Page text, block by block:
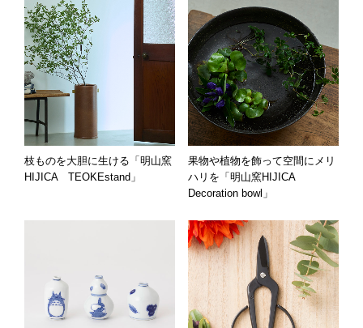
枝ものを大胆に生ける「明山窯
HIJICA TEOKEstand」
果物や植物を飾って空間にメリ
ハリを「明山窯HIJICA
Decoration bowl」